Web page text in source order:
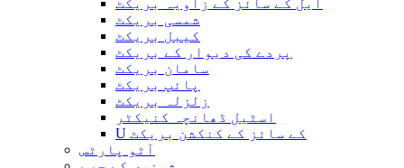
ایل کے سائز کے زاویہ بریکٹ
شمسی بریکٹ
کیبل بریکٹ
پردے کی دیوار کے بریکٹ
سامان بریکٹ
پائپ بریکٹ
زلزلہ بریکٹ
اسٹیل ڈھانچہ کنیکٹر
U کے سائز کے کنکشن بریکٹ
آٹو پارٹس